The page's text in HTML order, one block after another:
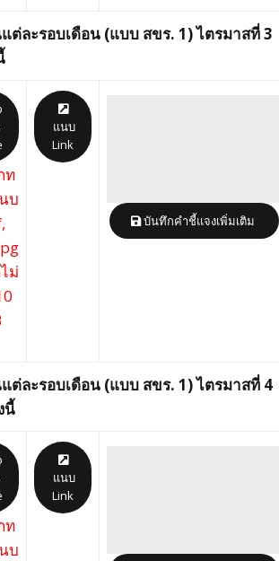
ละรอบเดือน (แบบ สขร. 1) ไตรมาสที่ 3
ท
บ
ม่
แนบ
Link
บันทึกคำชี้แจงเพิ่มเติม
ต่ละรอบเดือน (แบบ สขร. 1) ไตรมาสที่ 4
นี้
ท
บ
แนบ
Link